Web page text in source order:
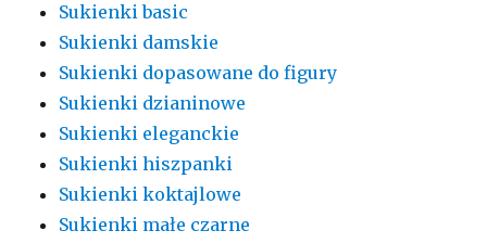
Sukienki basic
Sukienki damskie
Sukienki dopasowane do figury
Sukienki dzianinowe
Sukienki eleganckie
Sukienki hiszpanki
Sukienki koktajlowe
Sukienki małe czarne